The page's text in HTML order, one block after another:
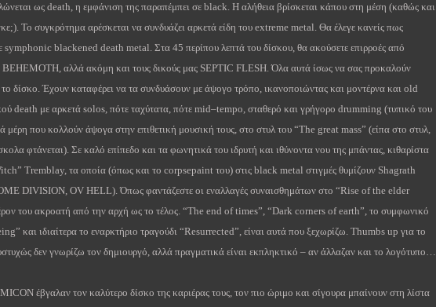
ως death, η εμφάνιση της παραπέμπει σε black. Η αλήθεια βρίσκεται κάπου στη μέση (καθώς και
Το συγκρότημα αρέσκεται να συνδυάζει αρκετά είδη του extreme metal. Θα έλεγε κανείς πως
symphonic blackened death metal. Στα 45 περίπου λεπτά του δίσκου, θα ακούσετε επιρροές από
BEHEMOTH, αλλά ακόμη και τους δικούς μας SEPTIC FLESH. Όλα αυτά ίσως να σας προκαλούν
δίσκο. Έχουν καταφέρει να τα συνδυάσουν με άψογο τρόπο, ικανοποιώντας και μοντέρνα και old
death με αρκετά solos, πότε ταχύτατα, πότε mid–tempo, σταθερό και γρήγορο drumming (τυπικό του
μέρη που κολλούν άψογα στην επιθετική μουσική τους, στο στυλ του “The great mass” (είπα στο στυλ,
φτάνεται). Σε καλό επίπεδο και τα φωνητικά του ιδρυτή και ιθύνοντα νου της μπάντας, κιθαρίστα
Tremblay, τα οποία (όπως και το corpsepaint του) στις black metal στιγμές θυμίζουν Shagrath
DIVISION, OV HELL). Όπως φαντάζεστε οι εναλλαγές συναισθημάτων στο “Rise of the elder
του ακροατή από την αρχή ως το τέλος. “The end of times”, “Dark corners of earth”, το συμφωνικό
” και ιδιαίτερα το εναρκτήριο τραγούδι “Resurrected”, είναι αυτά που ξεχωρίζω. Thumbs up για το
δεν γνωρίζω τον δημιουργό, αλλά πραγματικά είναι εκπληκτικό – αν άλλαζαν και το λογότυπο…
έβγαλαν τον καλύτερο δίσκο της καριέρας τους, τον πιο ώριμο και σίγουρα μπαίνουν στη λίστα